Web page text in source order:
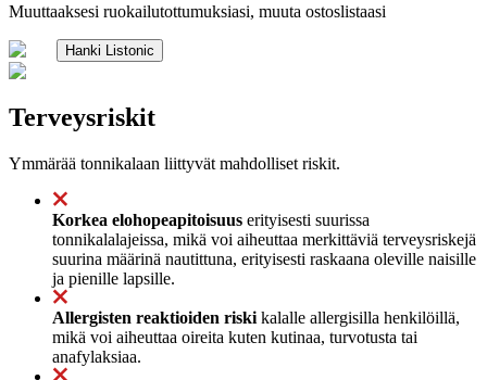
Muuttaaksesi ruokailutottumuksiasi, muuta ostoslistaasi
Hanki Listonic
Terveysriskit
Ymmärää tonnikalaan liittyvät mahdolliset riskit.
Korkea elohopeapitoisuus erityisesti suurissa
tonnikalalajeissa, mikä voi aiheuttaa merkittäviä terveysriskejä
suurina määrinä nautittuna, erityisesti raskaana oleville naisille
ja pienille lapsille.
Allergisten reaktioiden riski kalalle allergisilla henkilöillä,
mikä voi aiheuttaa oireita kuten kutinaa, turvotusta tai
anafylaksiaa.